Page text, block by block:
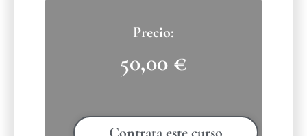
50,00 €